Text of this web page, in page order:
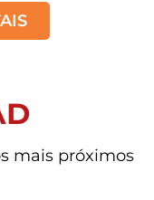
mais próximos